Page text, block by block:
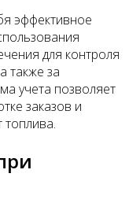
эффективное
для контроля
также за
учета позволяет
заказов и